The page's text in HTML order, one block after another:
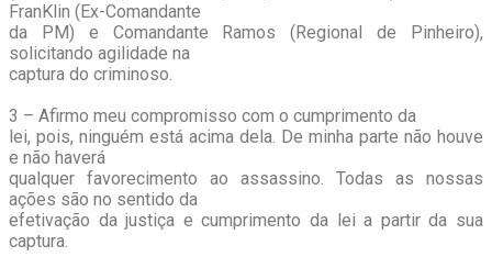
FranKlin (Ex-Comandante
da PM) e Comandante Ramos (Regional de Pinheiro),
solicitando agilidade na
captura do criminoso.
3 – Afirmo meu compromisso com o cumprimento da
lei, pois, ninguém está acima dela. De minha parte não houve
e não haverá
qualquer favorecimento ao assassino. Todas as nossas
ações são no sentido da
efetivação da justiça e cumprimento da lei a partir da sua
captura.